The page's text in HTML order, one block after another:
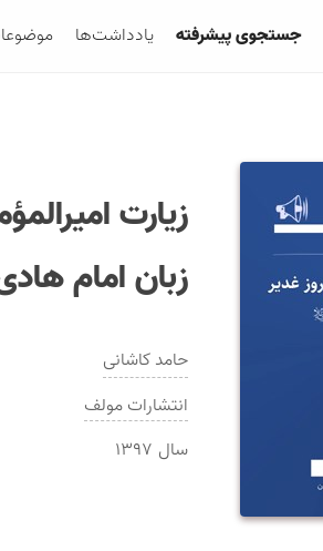
جستجوی پیشرفته یادداشت‌ها
زیارت
زبان امام
حامد کاشانی
انتشاراتمولف
سال ۱۳۹۷